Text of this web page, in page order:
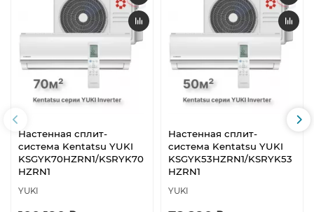
Настенная сплит-
система Kentatsu YUKI
KSGYK70HZRN1/KSRYK70
HZRN1
YUKI
Настенная сплит-
система Kentatsu YUKI
KSGYK53HZRN1/KSRYK53
HZRN1
YUKI